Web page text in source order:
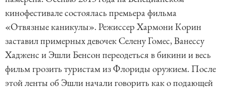
кинофестивале состоялась премьера фильма
«Отвязные каникулы». Режиссер Хармони Корин
заставил примерных девочек Селену Гомес, Ванессу
Хадженс и Эшли Бенсон переодеться в бикини и весь
фильм грозить туристам из Флориды оружием. После
этой ленты об Эшли начали говорить как о подающей